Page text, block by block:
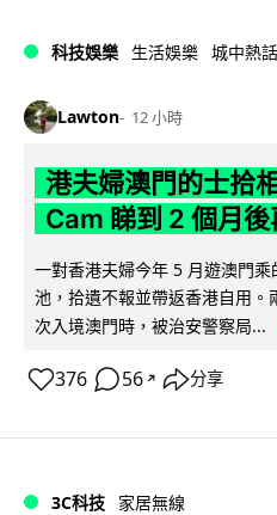
科技娛樂 生活娛樂 城中熱話
Lawton 12 小時
港夫婦澳門的士拾
Cam 睇到 2 個月
一對香港夫婦今年 5 月遊澳門
池，拾遺不報並帶返香港自用
次入境澳門時，被治安警察局...
376 56 ↗ 分享
3C科技 家居無線